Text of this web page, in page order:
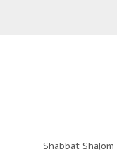
Shabbat